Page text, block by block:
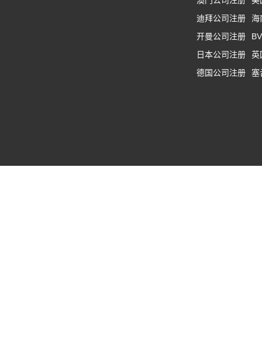
迪拜公司注册
海
开曼公司注册
日本公司注册
英
德国公司注册
塞